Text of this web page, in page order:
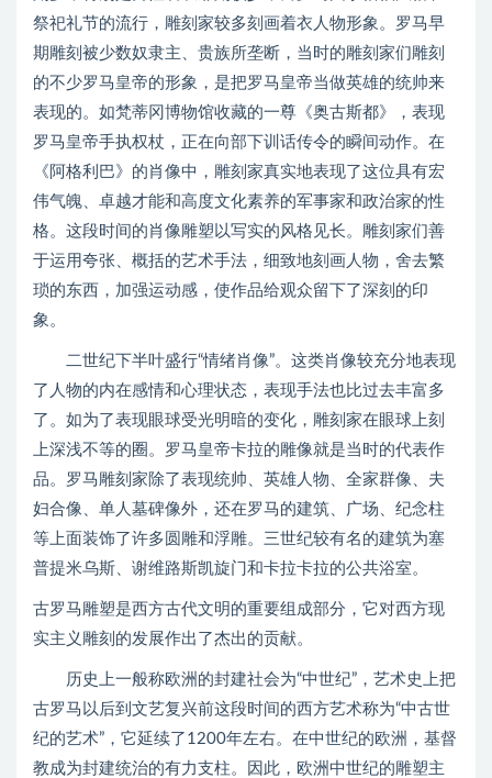
祭祀礼节的流行，雕刻家较多刻画着衣人物形象。罗马早
期雕刻被少数奴隶主、贵族所垄断，当时的雕刻家们雕刻
的不少罗马皇帝的形象，是把罗马皇帝当做英雄的统帅来
表现的。如梵蒂冈博物馆收藏的一尊《奥古斯都》，表现
罗马皇帝手执权杖，正在向部下训话传令的瞬间动作。在
《阿格利巴》的肖像中，雕刻家真实地表现了这位具有宏
伟气魄、卓越才能和高度文化素养的军事家和政治家的性
格。这段时间的肖像雕塑以写实的风格见长。雕刻家们善
于运用夸张、概括的艺术手法，细致地刻画人物，舍去繁
琐的东西，加强运动感，使作品给观众留下了深刻的印
象。
二世纪下半叶盛行“情绪肖像”。这类肖像较充分地表现
了人物的内在感情和心理状态，表现手法也比过去丰富多
了。如为了表现眼球受光明暗的变化，雕刻家在眼球上刻
上深浅不等的圈。罗马皇帝卡拉的雕像就是当时的代表作
品。罗马雕刻家除了表现统帅、英雄人物、全家群像、夫
妇合像、单人墓碑像外，还在罗马的建筑、广场、纪念柱
等上面装饰了许多圆雕和浮雕。三世纪较有名的建筑为塞
普提米乌斯、谢维路斯凯旋门和卡拉卡拉的公共浴室。
古罗马雕塑是西方古代文明的重要组成部分，它对西方现
实主义雕刻的发展作出了杰出的贡献。
历史上一般称欧洲的封建社会为“中世纪”，艺术史上把
古罗马以后到文艺复兴前这段时间的西方艺术称为“中古世
纪的艺术”，它延续了1200年左右。在中世纪的欧洲，基督
教成为封建统治的有力支柱。因此，欧洲中世纪的雕塑主